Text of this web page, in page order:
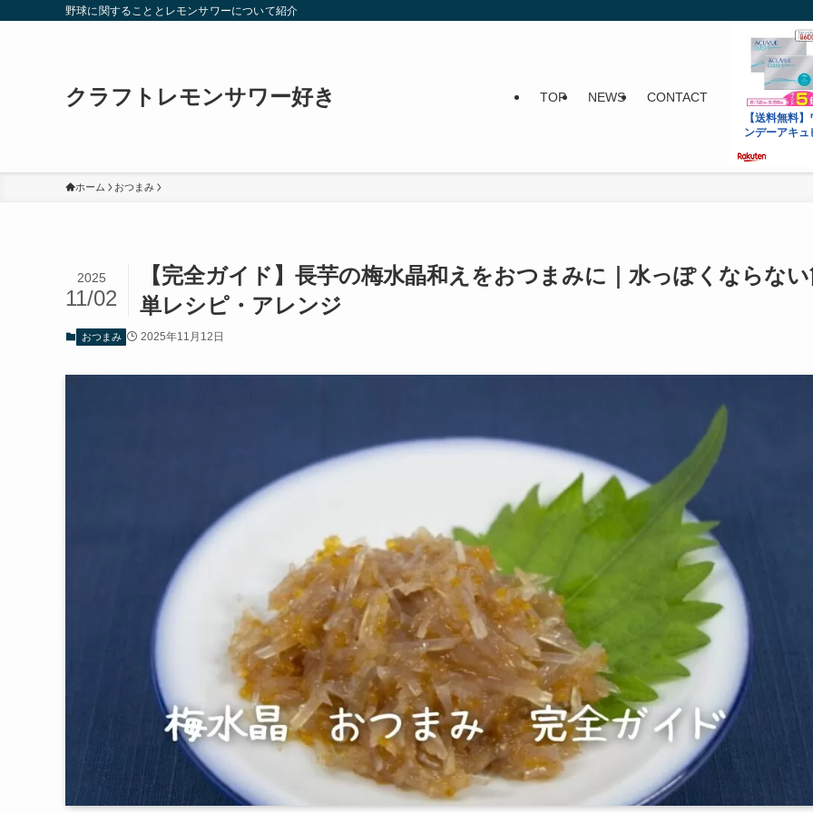
野球に関することとレモンサワーについて紹介
クラフトレモンサワー好き TOP NEWS CONTACT
ホーム おつまみ
【完全ガイド】長芋の梅水晶和えをおつまみに｜水っぽくならな
単レシピ・アレンジ
2025
11/02
おつまみ 2025年11月12日